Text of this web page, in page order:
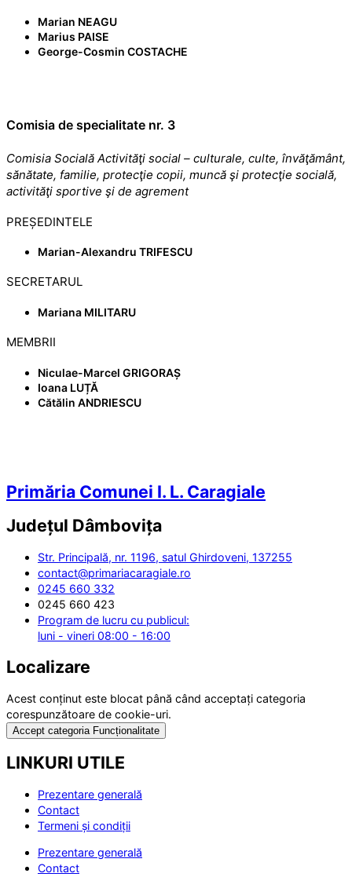
Marian NEAGU
Marius PAISE
George-Cosmin COSTACHE
Comisia de specialitate nr. 3
Comisia Socială Activităţi social – culturale, culte, învăţământ,
sănătate, familie, protecţie copii, muncă şi protecţie socială,
activităţi sportive şi de agrement
PREȘEDINTELE
Marian-Alexandru TRIFESCU
SECRETARUL
Mariana MILITARU
MEMBRII
Niculae-Marcel GRIGORAȘ
Ioana LUȚĂ
Cătălin ANDRIESCU
Primăria Comunei I. L. Caragiale
Județul Dâmbovița
Str. Principală, nr. 1196, satul Ghirdoveni, 137255
contact@primariacaragiale.ro
0245 660 332
0245 660 423
Program de lucru cu publicul:
luni - vineri 08:00 - 16:00
Localizare
Acest conținut este blocat până când acceptați categoria
corespunzătoare de cookie-uri.
Accept categoria Funcționalitate
LINKURI UTILE
Prezentare generală
Contact
Termeni și condiții
Prezentare generală
Contact